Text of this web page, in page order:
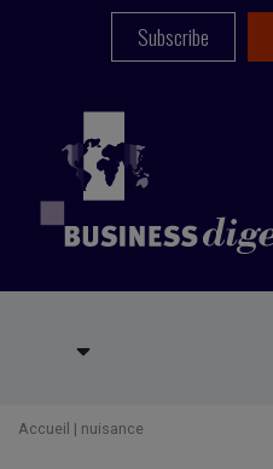
Subscribe
Accueil | nuisance